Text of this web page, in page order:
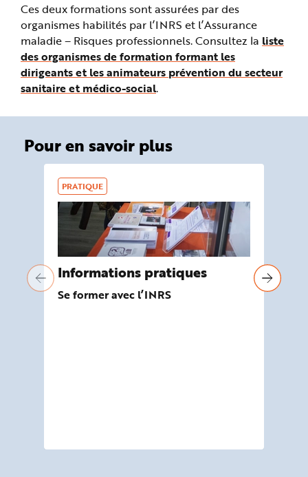
Ces deux formations sont assurées par des
organismes habilités par l’INRS et l’Assurance
maladie – Risques professionnels. Consultez la liste
des organismes de formation formant les
dirigeants et les animateurs prévention du secteur
sanitaire et médico-social.
Pour en savoir plus
PRATIQUE
Informations pratiques
Se former avec l’INRS